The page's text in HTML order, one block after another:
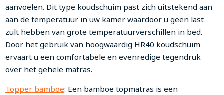
aanvoelen. Dit type koudschuim past zich uitstekend aan
aan de temperatuur in uw kamer waardoor u geen last
zult hebben van grote temperatuurverschillen in bed.
Door het gebruik van hoogwaardig HR40 koudschuim
ervaart u een comfortabele en evenredige tegendruk
over het gehele matras.
Topper bamboe: Een bamboe topmatras is een